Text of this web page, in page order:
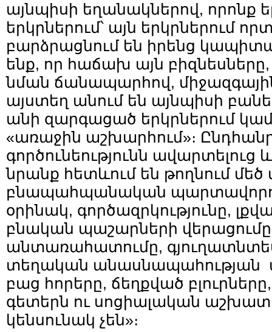
այնպիսի եղանակներով, որոնք
երկրներում՝ այն երկրներում
բարձրացնում են իրենց
ենք, որ հաճախ այն բիզնեսները,
նման ճանապարհով,
այստեղ անում են այնպիսի
անի զարգացած երկրներում
«առաջին աշխարհում»։
գործունեությունն ավարտելուց
նրանք հետևում են թողնում մեծ
բնապահպանական
օրինակ, գործազրկությունը,
բնական պաշարների
անտառահատումը,
տեղական անասնապահության
բաց հորերը, ճեղքված
գետերն ու սոցիալական
կենսունակ չեն»։